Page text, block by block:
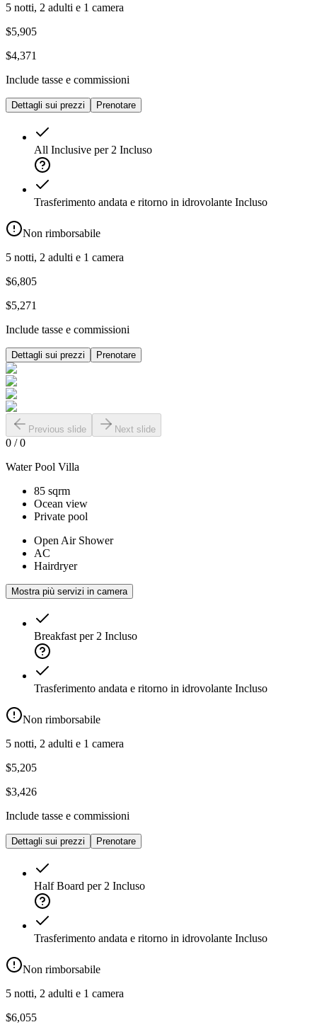
5 notti, 2 adulti e 1 camera
$5,905
$4,371
Include tasse e commissioni
Dettagli sui prezzi Prenotare
All Inclusive per 2 Incluso
Trasferimento andata e ritorno in idrovolante Incluso
Non rimborsabile
5 notti, 2 adulti e 1 camera
$6,805
$5,271
Include tasse e commissioni
Dettagli sui prezzi Prenotare
Previous slide Next slide
0 /0
Water Pool Villa
85 sqrm
Ocean view
Private pool
Open Air Shower
AC
Hairdryer
Mostra più servizi in camera
Breakfast per 2 Incluso
Trasferimento andata e ritorno in idrovolante Incluso
Non rimborsabile
5 notti, 2 adulti e 1 camera
$5,205
$3,426
Include tasse e commissioni
Dettagli sui prezzi Prenotare
Half Board per 2 Incluso
Trasferimento andata e ritorno in idrovolante Incluso
Non rimborsabile
5 notti, 2 adulti e 1 camera
$6,055